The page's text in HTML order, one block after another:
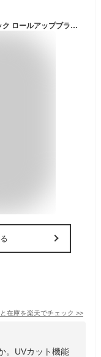
綿100％ UVカット ゆったり レディース チェック ロールアップブラウス UVカット 格子 長袖シャツ 農作業 作業ブラウス 作業用ブラウス 作業着 ガーデニング アウトドア ハイキング 登山 山菜採り M L LL 3L春 夏 秋
在庫を楽天でチェック >>
。UVカット機能